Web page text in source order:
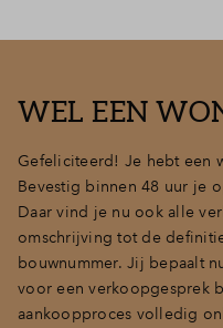
WEL EEN
Gefeliciteerd! Je hebt een
Bevestig binnen 48 uur je
Daar vind je nu ook alle
omschrijving tot de
bouwnummer. Jij bepaalt
voor een verkoopgesprek
aankoopproces volledig